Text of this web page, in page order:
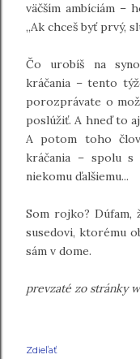
väčším ambíciám –
„Ak chceš byť prvý,
Čo urobíš na
kráčania – tento
porozprávate o
poslúžiť. A hneď to
A potom toho
kráčania – spolu s
niekomu ďalšiemu...
Som rojko? Dúfam,
susedovi, ktorému
sám v dome.
prevzaté zo stránky
Zdieľať